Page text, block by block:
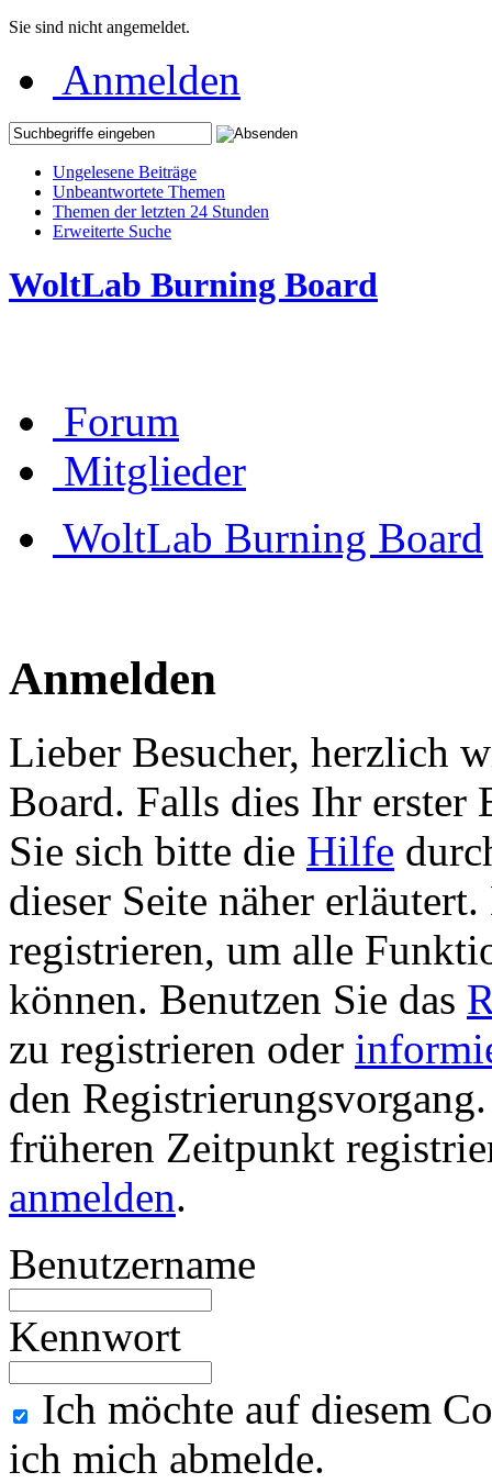
Sie sind nicht angemeldet.
Anmelden
Ungelesene Beiträge
Unbeantwortete Themen
Themen der letzten 24 Stunden
Erweiterte Suche
WoltLab Burning Board
Forum
Mitglieder
WoltLab Burning Board
Anmelden
Lieber Besucher, herzlich
Board. Falls dies Ihr erster
Sie sich bitte die Hilfe
dieser Seite näher
registrieren, um alle
können. Benutzen Sie das
zu registrieren oder
den
früheren Zeitpunkt
anmelden.
Benutzername
Kennwort
Ich möchte auf diesem
ich mich abmelde.